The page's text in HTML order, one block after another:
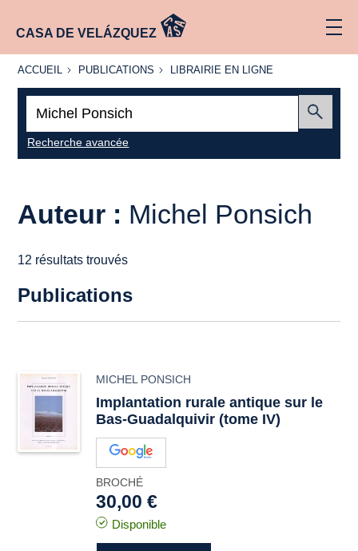
CASA DE VELÁZQUEZ
ACCUEIL
ACCUEIL PUBLICATIONS
PUBLICATIONS
LIBRAIRIE
LIBRAIRIE EN LIGNE
Recherche avancée
Auteur : Michel Ponsich
12 résultats trouvés
Publications
MICHEL PONSICH
Implantation rurale antique sur le
Bas-Guadalquivir (tome IV)
BROCHÉ
30,00 €
Disponible